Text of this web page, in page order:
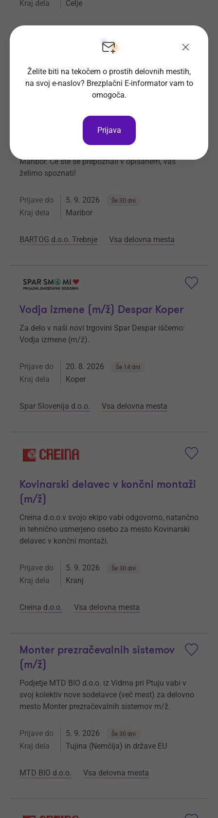
Kraj dela Celje
Skladiščnik - Dostavljalec (m/ž) - 4
Maribor. Če ste se prepoznali v opisanem, vas
želimo spoznati!
Prijave do 5. 9. 2026 Še 30 dni
Kraj dela Maribor
BARTOG d.o.o. Trebnje Vsa delovna mesta
Vodja izmene (m/ž) Despar Koper
Za delo v naši novi trgovini Spar Despar iščemo:
Vodja izmene (m/ž).
Prijave do 20. 8. 2026 Še 14 dni
Kraj dela Koper
Spar Slovenija d.o.o. Vsa delovna mesta
Kovinarski delavec v končni montaži
(m/ž)
Creina d.o.o.v svojo ekipo vabi odgovorno, natančno
in tehnično usmerjeno osebo za mesto Kovinarski
delavec v končni montaži.
Prijave do 5. 9. 2026 Še 30 dni
Kraj dela Kranj
Creina d.o.o. Vsa delovna mesta
Monter prezračevalnih sistemov
(m/ž)
Podjetje MTD BIO d.o.o. iz Vidma pri Ptuju vabi v
svoj kolektiv nove sodelavce (več mest) za delovno
mesto Monter prezračevalnih sistemov m/ž.
Prijave do 5. 9. 2026 Še 30 dni
Kraj dela Tujina (Nemčija) in države EU
MTD BIO d.o.o. Vsa delovna mesta
Želite biti na tekočem o prostih delovnih mestih,
na svoj e-naslov? Brezplačni E-informator vam to
omogoča.
Prijava